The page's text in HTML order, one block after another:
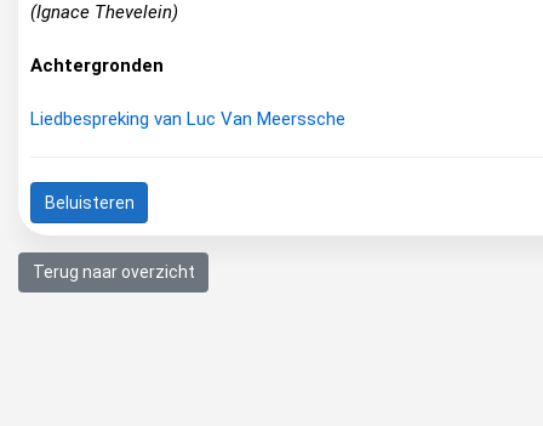
(Ignace Thevelein)
Achtergronden
Liedbespreking van Luc Van Meerssche
Beluisteren
Terug naar overzicht